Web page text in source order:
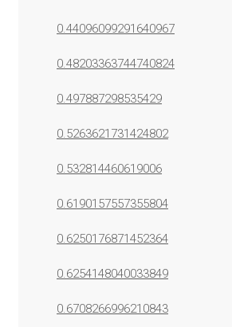
0.44096099291640967
0.48203363744740824
0.497887298535429
0.5263621731424802
0.532814460619006
0.6190157557355804
0.6250176871452364
0.6254148040033849
0.6708266996210843